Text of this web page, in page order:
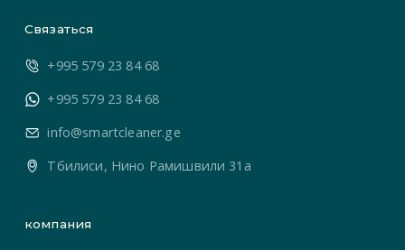
Связаться
+995 579 23 84 68
+995 579 23 84 68
info@smartcleaner.ge
Тбилиси, Нино Рамишвили 31а
компания